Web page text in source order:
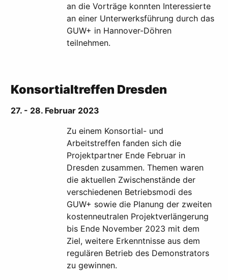
an die Vorträge konnten Interessierte
an einer Unterwerksführung durch das
GUW+ in Hannover-Döhren
teilnehmen.
Konsortialtreffen Dresden
27. - 28. Februar 2023
Zu einem Konsortial- und
Arbeitstreffen fanden sich die
Projektpartner Ende Februar in
Dresden zusammen. Themen waren
die aktuellen Zwischenstände der
verschiedenen Betriebsmodi des
GUW+ sowie die Planung der zweiten
kostenneutralen Projektverlängerung
bis Ende November 2023 mit dem
Ziel, weitere Erkenntnisse aus dem
regulären Betrieb des Demonstrators
zu gewinnen.